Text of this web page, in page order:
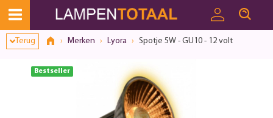
Terug Merken Lyora Spotje 5W - GU10 - 12 volt
Bestseller
Toestemmingsvenster geopend